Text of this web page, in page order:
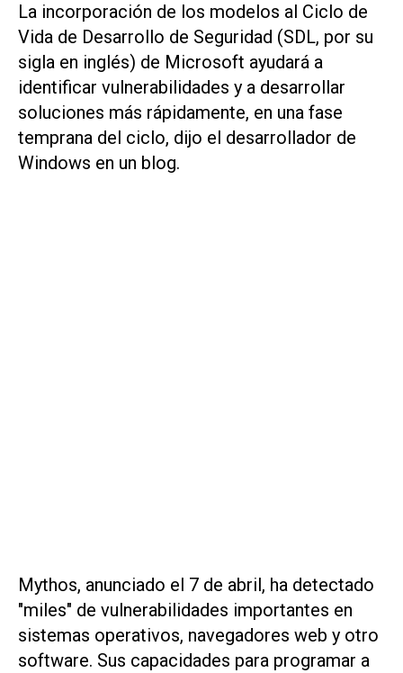
La incorporación de los modelos al Ciclo de
Vida de Desarrollo ​de Seguridad (SDL, ⁠por su
sigla en inglés) de Microsoft ‌ayudará a
identificar vulnerabilidades y ⁠a desarrollar
soluciones más ⁠rápidamente, en una fase
temprana del ciclo, dijo el desarrollador de
Windows en un blog.
Mythos, ⁠anunciado el 7 de abril, ha ​detectado
"miles" de vulnerabilidades importantes en
‌sistemas operativos, navegadores web ‌y otro
software. Sus capacidades para ⁠programar a